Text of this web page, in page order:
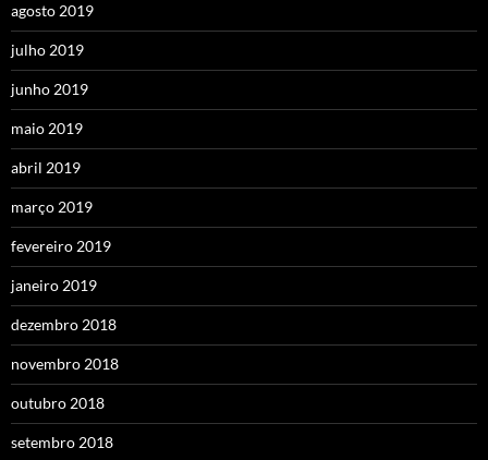
agosto 2019
julho 2019
junho 2019
maio 2019
abril 2019
março 2019
fevereiro 2019
janeiro 2019
dezembro 2018
novembro 2018
outubro 2018
setembro 2018